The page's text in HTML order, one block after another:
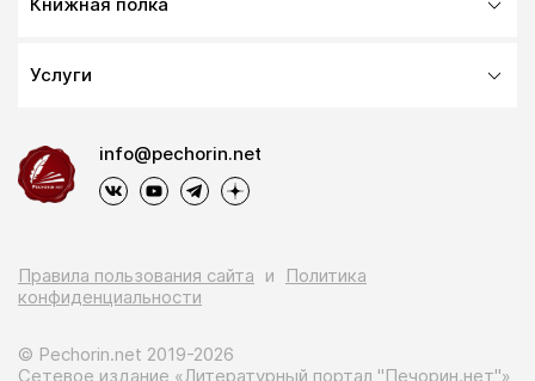
Услуги
info@pechorin.net
© Pechorin.net 2019-2026
Сетевое издание «Литературный портал "Печорин.нет"»
Правила пользования сайта и
Политика
конфиденциальности